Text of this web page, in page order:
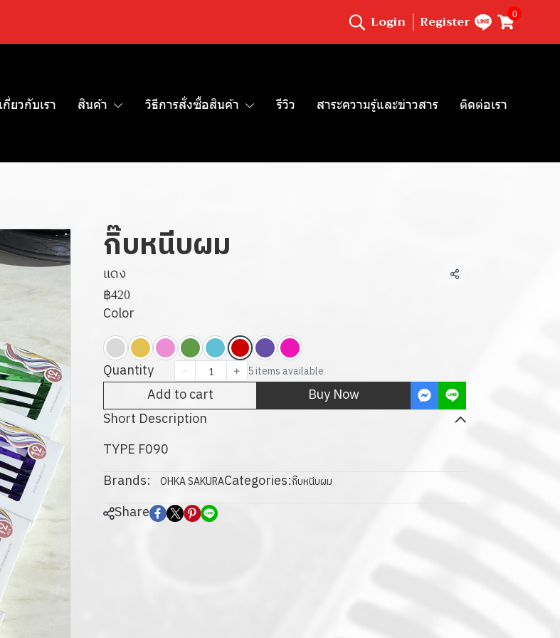
Login Register 0
เกี่ยวกับเรา สินค้า วิธีการสั่งซื้อสินค้า รีวิว สาระความรู้และข่าวสาร ติดต่อเรา
กิ๊บหนีบผม
แดง Share
฿420
Color
Quantity 5 items available
Add to cart
Buy Now
Short Description
TYPE F090
Brands:
OHKA SAKURACategories:กิ๊บหนีบผม
Share